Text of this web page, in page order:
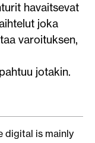
havaitsevat
joka
varoituksen,
jotakin.
digital is mainly